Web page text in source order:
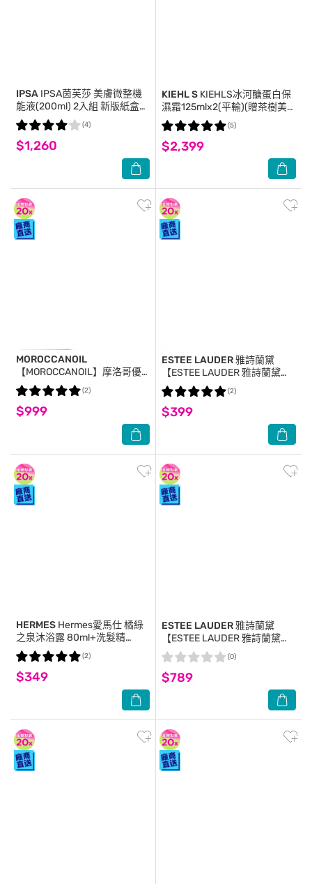
IPSA IPSA茵芙莎 美膚微整機
能液(200ml) 2入組 新版紙盒裝
_國際航空版
$1,260
(4)
KIEHL S KIEHLS冰河醣蛋白保
濕霜125mlx2(平輸)(贈茶樹美
肌皂/薰衣草健康皂100gx1)
$2,399
(5)
MOROCCANOIL
【MOROCCANOIL】摩洛哥優
油100ml+15ml 公司貨 髮油
$999
(2)
ESTEE LAUDER 雅詩蘭黛
【ESTEE LAUDER 雅詩蘭黛】
粉持久完美持妝粉底
7ml(1W1)+粉持久天生美肌乖乖
乳5ml 公司貨 粉底液
$399
(2)
HERMES Hermes愛馬仕 橘綠
之泉沐浴露 80ml+洗髮精
80ml
$349
(2)
ESTEE LAUDER 雅詩蘭黛
【ESTEE LAUDER 雅詩蘭黛】
Pro極速淨白淡斑精華 7mlx3 公
司貨
$789
(0)